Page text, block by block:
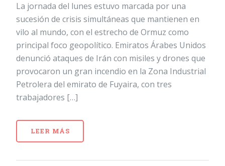
La jornada del lunes estuvo marcada por una
sucesión de crisis simultáneas que mantienen en
vilo al mundo, con el estrecho de Ormuz como
principal foco geopolítico. Emiratos Árabes Unidos
denunció ataques de Irán con misiles y drones que
provocaron un gran incendio en la Zona Industrial
Petrolera del emirato de Fuyaira, con tres
trabajadores […]
LEER MÁS